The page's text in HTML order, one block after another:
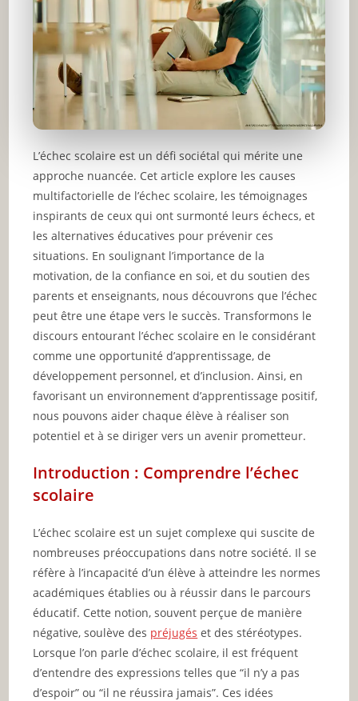
L’échec scolaire est un défi sociétal qui mérite une
approche nuancée. Cet article explore les causes
multifactorielle de l’échec scolaire, les témoignages
inspirants de ceux qui ont surmonté leurs échecs, et
les alternatives éducatives pour prévenir ces
situations. En soulignant l’importance de la
motivation, de la confiance en soi, et du soutien des
parents et enseignants, nous découvrons que l’échec
peut être une étape vers le succès. Transformons le
discours entourant l’échec scolaire en le considérant
comme une opportunité d’apprentissage, de
développement personnel, et d’inclusion. Ainsi, en
favorisant un environnement d’apprentissage positif,
nous pouvons aider chaque élève à réaliser son
potentiel et à se diriger vers un avenir prometteur.
Introduction : Comprendre l’échec
scolaire
L’échec scolaire est un sujet complexe qui suscite de
nombreuses préoccupations dans notre société. Il se
réfère à l’incapacité d’un élève à atteindre les normes
académiques établies ou à réussir dans le parcours
éducatif. Cette notion, souvent perçue de manière
négative, soulève des préjugés et des stéréotypes.
Lorsque l’on parle d’échec scolaire, il est fréquent
d’entendre des expressions telles que “il n’y a pas
d’espoir” ou “il ne réussira jamais”. Ces idées